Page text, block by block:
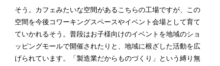
そう。カフェみたいな空間があるこちらの工場ですが、この
空間を今後コワーキングスペースやイベント会場として育て
ていかれるそう。普段はお子様向けのイベントを地域のショ
ッピングモールで開催されたりと、地域に根ざした活動を広
げられています。「製造業だからものづくり」という縛り無